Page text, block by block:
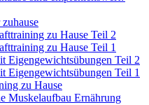
zu Hause Teil 2
zu Hause Teil 1
Eigengewichtsübungen Teil 2
Eigengewichtsübungen Teil 1
zu Hause
Muskelaufbau Ernährung